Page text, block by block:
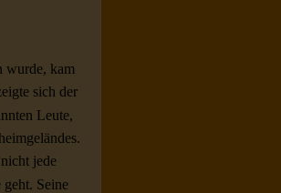
wurde, kam
sich der
Leute,
jede
Seine